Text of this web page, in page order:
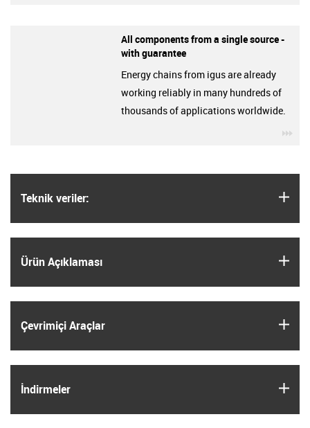
Teknik veriler:
Ürün Açıklaması
Çevrimiçi Araçlar
İndirmeler
All components from a single source -
with guarantee
Energy chains from igus are already
working reliably in many hundreds of
thousands of applications worldwide.